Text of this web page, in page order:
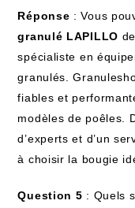
Réponse : Vous
granulé LAPILLO
spécialiste en
granulés.
fiables et
modèles de poêles.
d’experts et d’un
à choisir la bougie
Question 5 : Quels